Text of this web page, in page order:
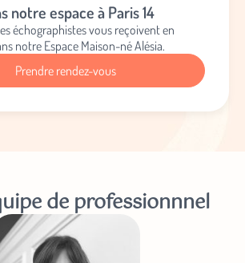
notre espace à Paris 14
échographistes vous reçoivent en
notre Espace Maison-né Alésia.
Prendre rendez-vous
de professionnnel
votre premier atelier, découvrez les
de la maison, l’arrivée des nouveautés et
avant-première !